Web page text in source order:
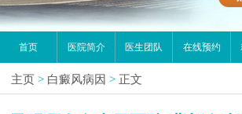
首页 医院简介 医生团队 在线预约
主页 > 白癜风病因 > 正文